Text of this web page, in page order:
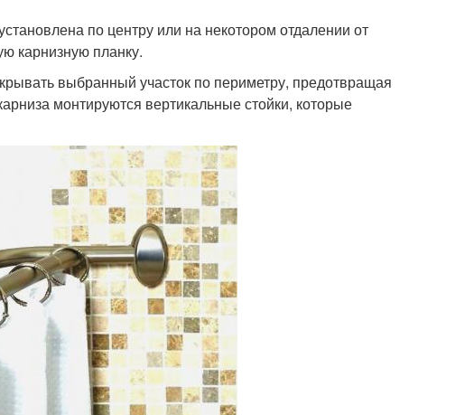
по центру или на некотором отдалении от
карнизную планку.
выбранный участок по периметру, предотвращая
монтируются вертикальные стойки, которые